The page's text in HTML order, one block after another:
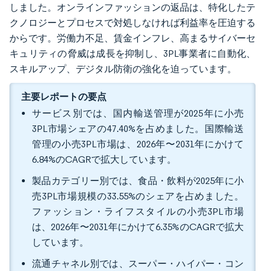
しました。オンラインファッションの返品は、特化したテ
クノロジーとプロセスで対処しなければ利益率を圧迫する
からです。労働力不足、賃金インフレ、高まるサイバーセ
キュリティの脅威は成長を抑制し、3PL事業者に自動化、
スキルアップ、デジタル防衛の強化を迫っています。
主要レポートの要点
サービス別では、国内輸送管理が2025年に小売
3PL市場シェアの47.40%を占めました。国際輸送
管理の小売3PL市場は、2026年〜2031年にかけて
6.84%のCAGRで拡大しています。
製品カテゴリー別では、食品・飲料が2025年に小
売3PL市場規模の33.55%のシェアを占めました。
ファッション・ライフスタイルの小売3PL市場
は、2026年〜2031年にかけて6.35%のCAGRで拡大
しています。
流通チャネル別では、スーパー・ハイパー・コン